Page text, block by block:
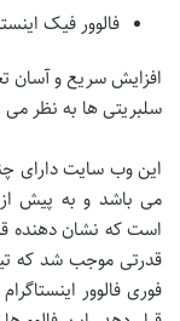
فالوور فیک
افزایش سریع و آسان
سلبریتی ها به نظر
این وب سایت دارای
است که نشان دهنده
قدرتی موجب شد که
فوری فالوور